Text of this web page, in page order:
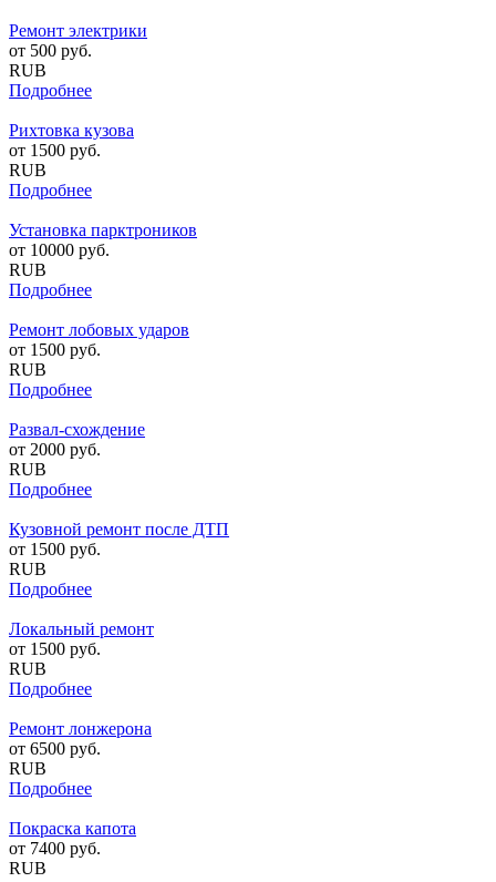
Ремонт электрики
от 500 руб.
RUB
Подробнее
Рихтовка кузова
от 1500 руб.
RUB
Подробнее
Установка парктроников
от 10000 руб.
RUB
Подробнее
Ремонт лобовых ударов
от 1500 руб.
RUB
Подробнее
Развал-схождение
от 2000 руб.
RUB
Подробнее
Кузовной ремонт после ДТП
от 1500 руб.
RUB
Подробнее
Локальный ремонт
от 1500 руб.
RUB
Подробнее
Ремонт лонжерона
от 6500 руб.
RUB
Подробнее
Покраска капота
от 7400 руб.
RUB